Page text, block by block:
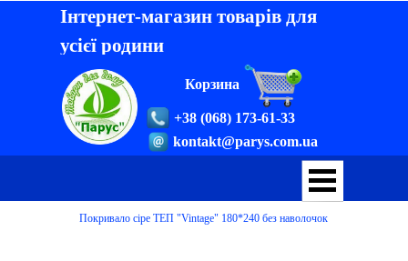
Інтернет-магазин товарів для
усієї родини
+38 (068) 173-61-33
kontakt@parys.com.ua
Корзина
Покривало сіре ТЕП "Vintage" 180*240 без наволочок